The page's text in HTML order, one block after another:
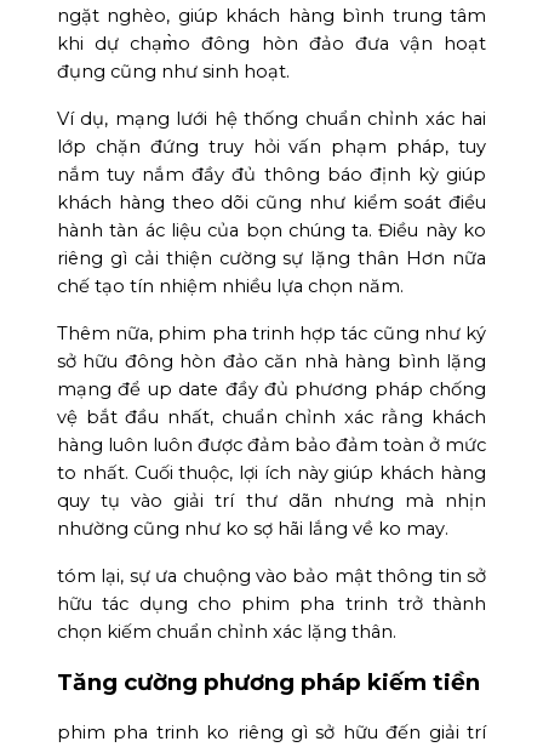
ngặt nghèo, giúp khách hàng bình trung tâm
khi dự chạm̀o đông hòn đảo đưa vận hoạt
đụng cũng như sinh hoạt.
Ví dụ, mạng lưới hệ thống chuẩn chỉnh xác hai
lớp chặn đứng truy hỏi vấn phạm pháp, tuy
nắm tuy nắm đầy đủ thông báo định kỳ giúp
khách hàng theo dõi cũng như kiểm soát điều
hành tàn ác liệu của bọn chúng ta. Điều này ko
riêng gì cải thiện cường sự lặng thân Hơn nữa
chế tạo tín nhiệm nhiều lựa chọn năm.
Thêm nữa, phim pha trinh hợp tác cũng như ký
sở hữu đông hòn đảo căn nhà hàng bình lặng
mạng để up date đầy đủ phương pháp chống
vệ bắt đầu nhất, chuẩn chỉnh xác rằng khách
hàng luôn luôn được đảm bảo đảm toàn ở mức
to nhất. Cuối thuộc, lợi ích này giúp khách hàng
quy tụ vào giải trí thư dãn nhưng mà nhịn
nhường cũng như ko sợ hãi lắng về ko may.
tóm lại, sự ưa chuộng vào bảo mật thông tin sở
hữu tác dụng cho phim pha trinh trở thành
chọn kiếm chuẩn chỉnh xác lặng thân.
Tăng cường phương pháp kiếm tiền
phim pha trinh ko riêng gì sở hữu đến giải trí